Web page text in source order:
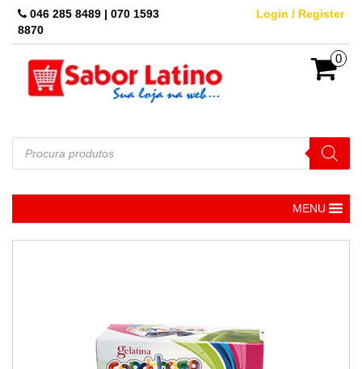
Skip
046 285 8489 | 070 1593
8870
Login / Register
0
Pesquisar
produtos
MENU